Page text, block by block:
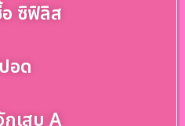
อ ซิฟิลิส
อด
เสบ A